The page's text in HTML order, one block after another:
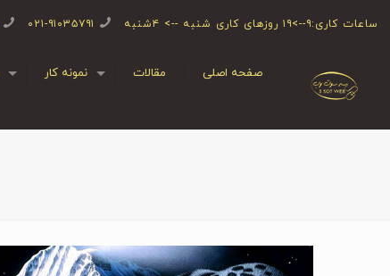
ساعات کاری:۹-->۱۹ روزهای کاری شنبه --> ۴شنبه ۰۲۱-۹۱۰۳۵۷۹۱
صفحه اصلی مقالات نمونه کار